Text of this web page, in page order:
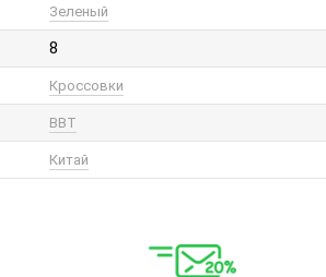
Зеленый
8
Кроссовки
BBT
Китай